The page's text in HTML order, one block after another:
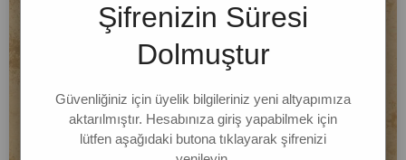
Şifrenizin Süresi
Dolmuştur
Güvenliğiniz için üyelik bilgileriniz yeni altyapımıza
aktarılmıştır. Hesabınıza giriş yapabilmek için
lütfen aşağıdaki butona tıklayarak şifrenizi